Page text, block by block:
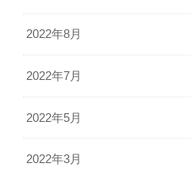
2022年8月
2022年7月
2022年5月
2022年3月